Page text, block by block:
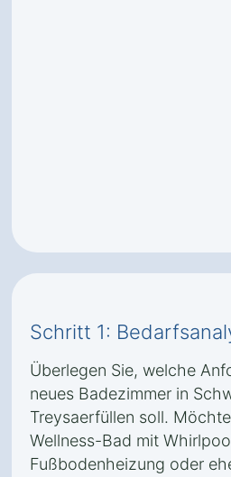
Schritt 1:
Überlegen Sie, welche
neues Badezimmer in
Treysaerfüllen soll.
Wellness-Bad mit
Fußbodenheizung oder